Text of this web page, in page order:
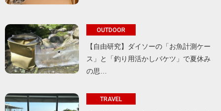
OUTDOOR
【自由研究】ダイソーの「お魚計測ケー
ス」と「釣り用活かしバケツ」で夏休み
の思…
TRAVEL